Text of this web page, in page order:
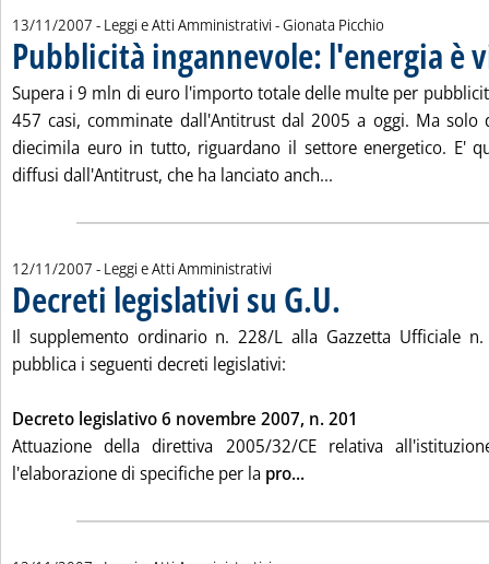
13/11/2007 - Leggi e Atti Amministrativi -di:
Gionata Picchio
Pubblicità ingannevole: l'energia è
Supera i 9 mln di euro l'importo totale delle multe per
457 casi, comminate dall'Antitrust dal 2005 a oggi. Ma solo
diecimila euro in tutto, riguardano il settore energetico. E'
diffusi dall'Antitrust, che ha lanciato anch...
12/11/2007 - Leggi e Atti Amministrativi
Decreti legislativi su G.U.
Il supplemento ordinario n. 228/L alla Gazzetta Ufficiale
pubblica i seguenti decreti legislativi:
Decreto legislativo 6 novembre 2007, n. 201
Attuazione della direttiva 2005/32/CE relativa
l'elaborazione di specifiche per la pro...Leggi tutta la notizia: